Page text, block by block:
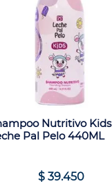
Nutritivo Kids
Pal Pelo 440ML
$ 39.450